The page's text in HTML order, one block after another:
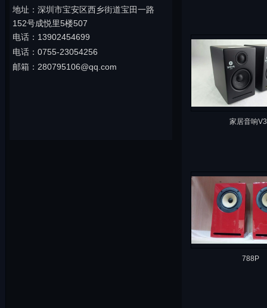
地址： 深圳市宝安区西乡街道宝田一路
152号成悦里5楼507
电话：13902454699
电话：0755-23054256
邮箱：280795106@qq.com
家居音响
788P